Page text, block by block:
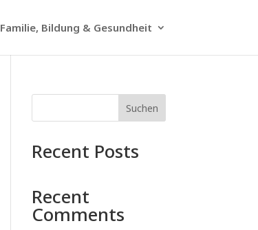
Familie, Bildung & Gesundheit
Suchen
Recent Posts
Recent
Comments